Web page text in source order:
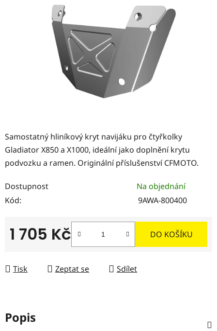
Samostatný hliníkový kryt navijáku pro čtyřkolky
Gladiator X850 a X1000, ideální jako doplnění krytu
podvozku a ramen. Originální příslušenství CFMOTO.
Dostupnost
Na objednání
Kód:
9AWA-800400
1 705 Kč DO KOŠÍKU
Tisk Zeptat se Sdílet
Popis